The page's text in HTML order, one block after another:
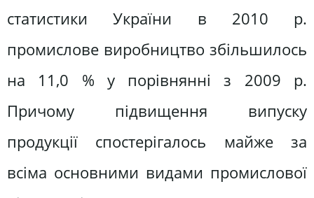
статистики України в 2010 р.
промислове виробництво збільшилось
на 11,0 % у порівнянні з 2009 р.
Причому підвищення випуску
продукції спостерігалось майже за
всіма основними видами промислової